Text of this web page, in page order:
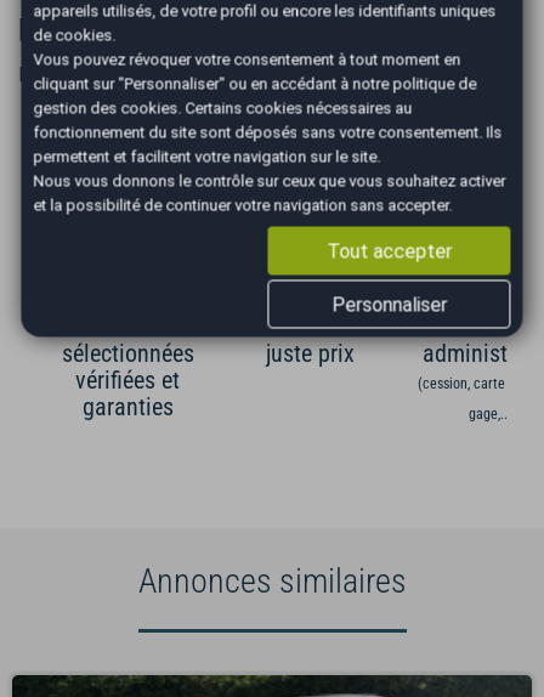
Informations complémentaires
PRIX HORS CARTE GRISE ET FRAIS DE MISE A LA ROUTE
Les Avantages AutoEasy
sélectionnées
vérifiées et
garanties
Véhicule au
juste prix
Gestion
(cession, carte grise,
gage,...)
Annonces similaires
appareils utilisés, de votre profil ou encore les identifiants uniques
de cookies.
Vous pouvez révoquer votre consentement à tout moment en
cliquant sur "Personnaliser" ou en accédant à notre politique de
gestion des cookies. Certains cookies nécessaires au
fonctionnement du site sont déposés sans votre consentement. Ils
permettent et facilitent votre navigation sur le site.
Nous vous donnons le contrôle sur ceux que vous souhaitez activer
et la possibilité de continuer votre navigation sans accepter.
Tout accepter
Personnaliser